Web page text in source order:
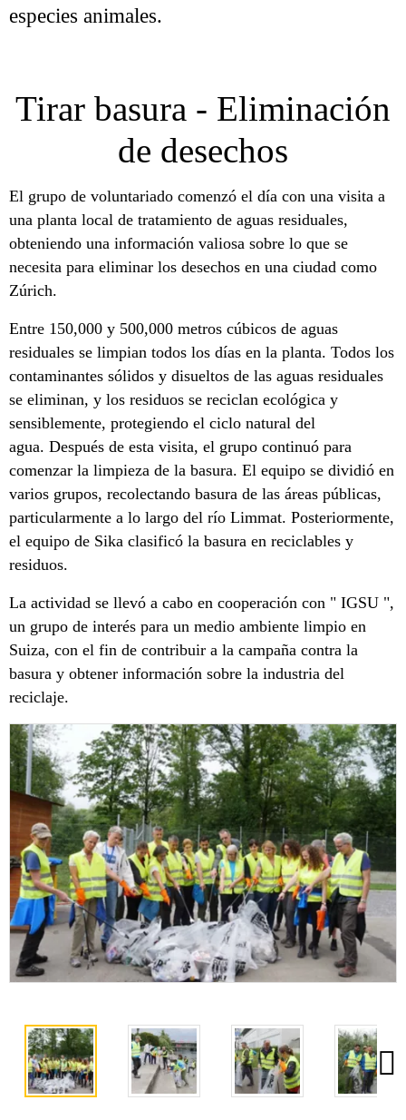
especies animales.
Tirar basura - Eliminación
de desechos
El grupo de voluntariado comenzó el día con una visita a
una planta local de tratamiento de aguas residuales,
obteniendo una información valiosa sobre lo que se
necesita para eliminar los desechos en una ciudad como
Zúrich.
Entre 150,000 y 500,000 metros cúbicos de aguas
residuales se limpian todos los días en la planta. Todos los
contaminantes sólidos y disueltos de las aguas residuales
se eliminan, y los residuos se reciclan ecológica y
sensiblemente, protegiendo el ciclo natural del
agua. Después de esta visita, el grupo continuó para
comenzar la limpieza de la basura. El equipo se dividió en
varios grupos, recolectando basura de las áreas públicas,
particularmente a lo largo del río Limmat. Posteriormente,
el equipo de Sika clasificó la basura en reciclables y
residuos.
La actividad se llevó a cabo en cooperación con " IGSU ",
un grupo de interés para un medio ambiente limpio en
Suiza, con el fin de contribuir a la campaña contra la
basura y obtener información sobre la industria del
reciclaje.